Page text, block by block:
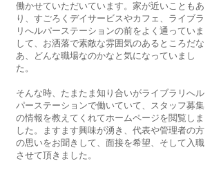
働かせていただいています。家が近いこともあ
り、すごろくデイサービスやカフェ、ライブラ
リへルパーステーションの前をよく通っていま
して、お洒落で素敵な雰囲気のあるところだな
あ、どんな職場なのかなと気になっていまし
た。
そんな時、たまたま知り合いがライブラリへル
パーステーションで働いていて、スタッフ募集
の情報を教えてくれてホームページを閲覧しま
した。ますます興味が湧き、代表や管理者の方
の思いをお聞きして、面接を希望、そして入職
させて頂きました。